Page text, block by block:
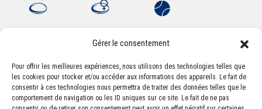
Gérer le consentement
Pour offrir les meilleures expériences, nous utilisons des technologies telles que
les cookies pour stocker et/ou accéder aux informations des appareils. Le fait de
consentir à ces technologies nous permettra de traiter des données telles que le
comportement de navigation ou les ID uniques sur ce site. Le fait de ne pas
Association Sportive Montferrandaise
84, boulevard Léon Jouhaux
CS 80221 - 63021 Clermont-Ferrand Cedex 2